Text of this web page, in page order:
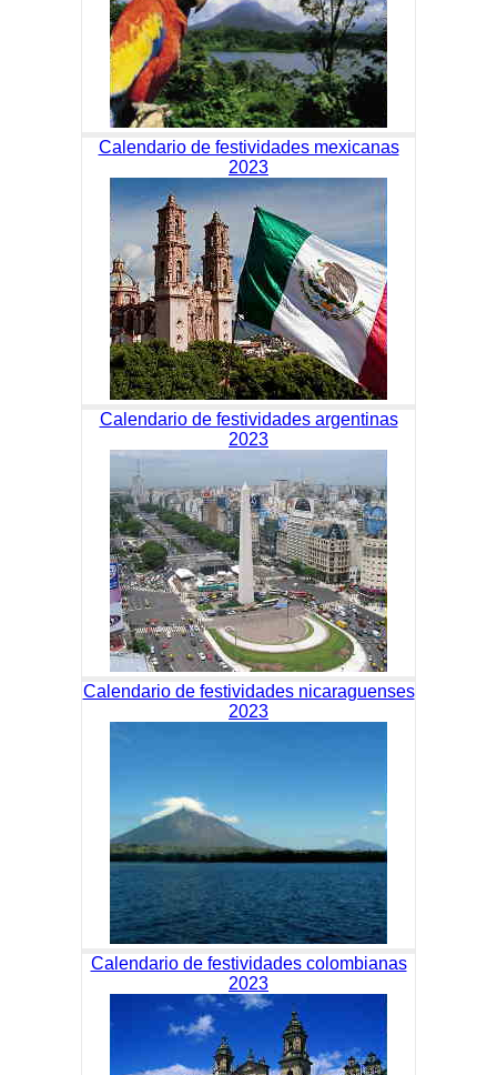
Calendario de festividades mexicanas
2023
Calendario de festividades argentinas
2023
Calendario de festividades nicaraguenses
2023
Calendario de festividades colombianas
2023